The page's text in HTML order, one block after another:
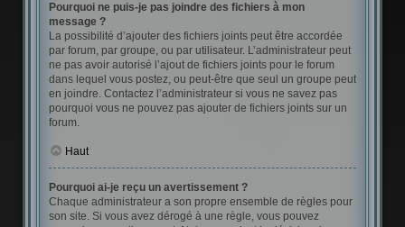
Pourquoi ne puis-je pas joindre des fichiers à mon
message ?
La possibilité d’ajouter des fichiers joints peut être accordée
par forum, par groupe, ou par utilisateur. L’administrateur peut
ne pas avoir autorisé l’ajout de fichiers joints pour le forum
dans lequel vous postez, ou peut-être que seul un groupe peut
en joindre. Contactez l’administrateur si vous ne savez pas
pourquoi vous ne pouvez pas ajouter de fichiers joints sur un
forum.
Haut
Pourquoi ai-je reçu un avertissement ?
Chaque administrateur a son propre ensemble de règles pour
son site. Si vous avez dérogé à une règle, vous pouvez